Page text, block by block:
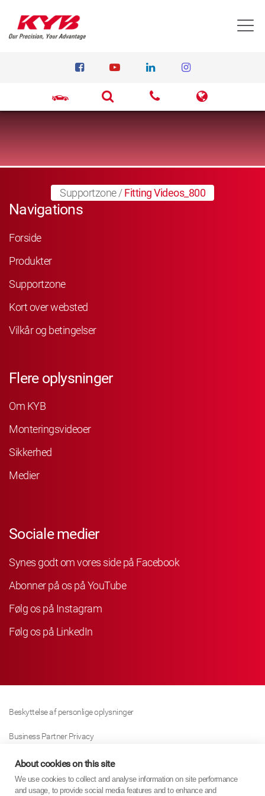
Supportzone/Fitting Videos_800
Navigations
Forside
Produkter
Supportzone
Kort over websted
Vilkår og betingelser
Flere oplysninger
Om KYB
Monteringsvideoer
Sikkerhed
Medier
Sociale medier
Synes godt om vores side på Facebook
Abonner på os på YouTube
Følg os på Instagram
Følg os på LinkedIn
Beskyttelse af personlige oplysninger
Business Partner Privacy
Cookie Politik
Modern Slavery Act Policy
About cookies on this site
We use cookies to collect and analyse information on site performance
and usage, to provide social media features and to enhance and